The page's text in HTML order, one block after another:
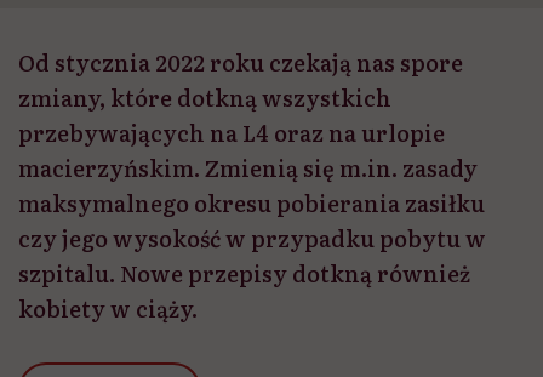
Od stycznia 2022 roku czekają nas spore
zmiany, które dotkną wszystkich
przebywających na L4 oraz na urlopie
macierzyńskim. Zmienią się m.in. zasady
maksymalnego okresu pobierania zasiłku
czy jego wysokość w przypadku pobytu w
szpitalu. Nowe przepisy dotkną również
kobiety w ciąży.